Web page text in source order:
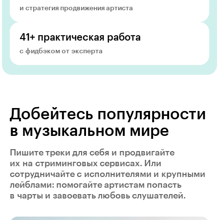
и стратегия продвижения артиста
41+ практическая работа
с фидбэком от эксперта
Добейтесь популярности
в музыкальном мире
Пишите треки для себя и продвигайте
их на стриминговых сервисах. Или
сотрудничайте с исполнителями и крупными
лейблами: помогайте артистам попасть
в чарты и завоевать любовь слушателей.